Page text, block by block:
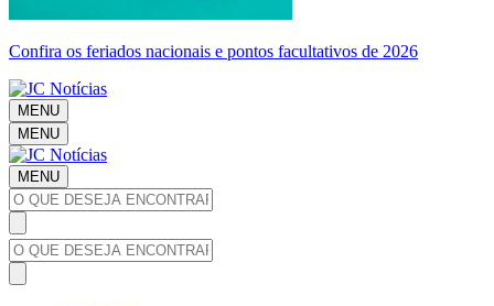
Confira os feriados nacionais e pontos facultativos de 2026
MENU
MENU
MENU